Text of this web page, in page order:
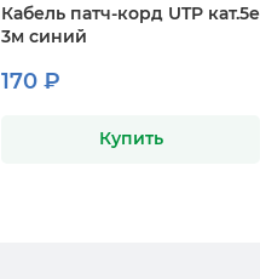
Кабель патч-корд UTP кат.5e
3м синий
170 ₽
Купить